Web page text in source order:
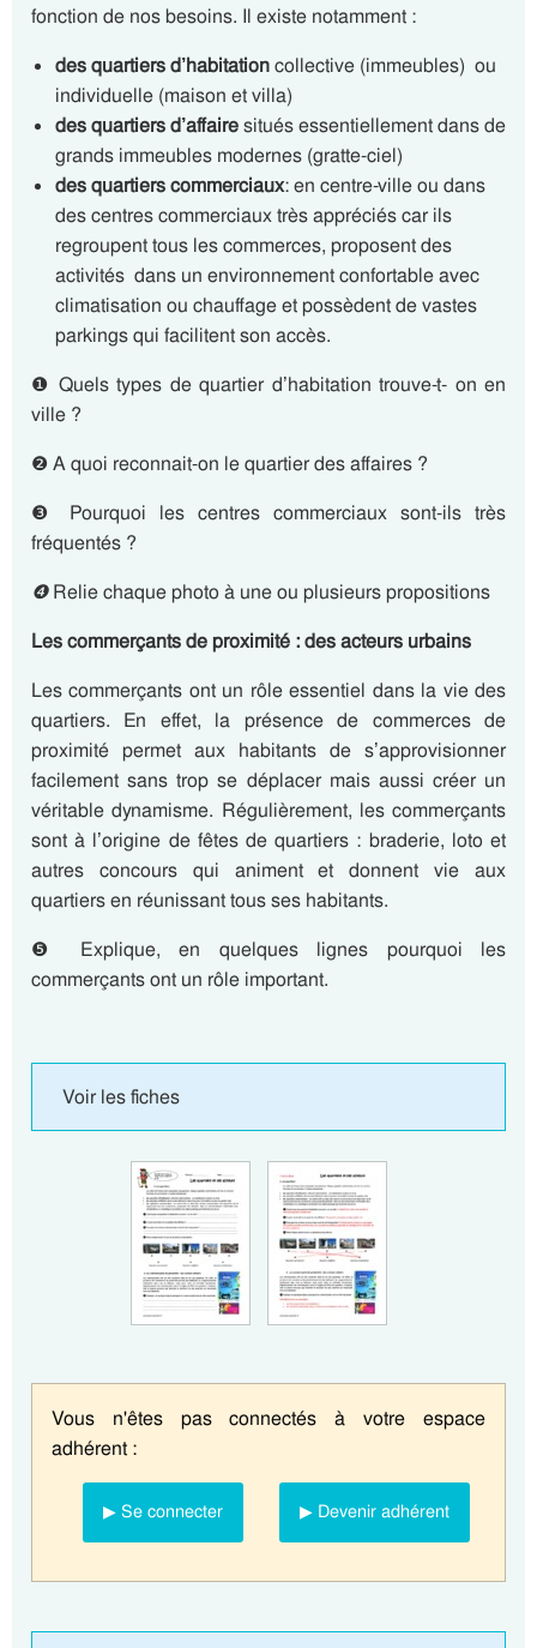
fonction de nos besoins. Il existe notamment :
des quartiers d’habitationcollective (immeubles) ou
individuelle (maison et villa)
des quartiers d’affairesitués essentiellement dans de
grands immeubles modernes (gratte-ciel)
des quartiers commerciaux: en centre-ville ou dans
des centres commerciaux très appréciés car ils
regroupent tous les commerces, proposent des
activités dans un environnement confortable avec
climatisation ou chauffage et possèdent de vastes
parkings qui facilitent son accès.
❶ Quels types de quartier d’habitation trouve-t- on en
ville ?
❷ A quoi reconnait-on le quartier des affaires ?
❸ Pourquoi les centres commerciaux sont-ils très
fréquentés ?
❹Relie chaque photo à une ou plusieurs propositions
Les commerçants de proximité : des acteurs urbains
Les commerçants ont un rôle essentiel dans la vie des
quartiers. En effet, la présence de commerces de
proximité permet aux habitants de s’approvisionner
facilement sans trop se déplacer mais aussi créer un
véritable dynamisme. Régulièrement, les commerçants
sont à l’origine de fêtes de quartiers : braderie, loto et
autres concours qui animent et donnent vie aux
quartiers en réunissant tous ses habitants.
❺ Explique, en quelques lignes pourquoi les
commerçants ont un rôle important.
Voir les fiches
Vous n'êtes pas connectés à votre espace
adhérent :
▶ Se connecter ▶ Devenir adhérent